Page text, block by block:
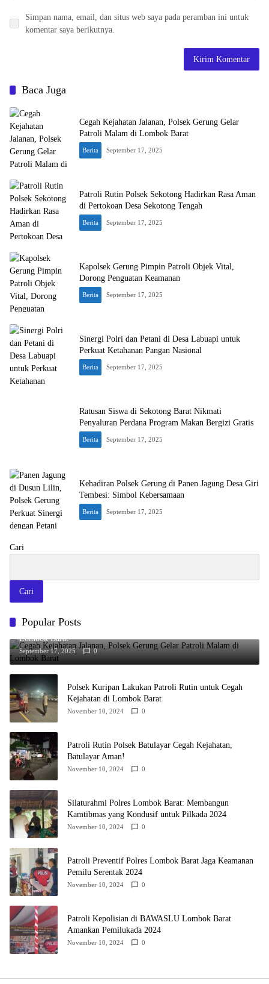
Simpan nama, email, dan situs web saya pada peramban ini untuk
komentar saya berikutnya.
Baca Juga
Cegah Kejahatan Jalanan, Polsek Gerung Gelar
Patroli Malam di Lombok Barat
Berita September 17, 2025
Patroli Rutin Polsek Sekotong Hadirkan Rasa Aman
di Pertokoan Desa Sekotong Tengah
Berita September 17, 2025
Kapolsek Gerung Pimpin Patroli Objek Vital,
Dorong Penguatan Keamanan
Berita September 17, 2025
Sinergi Polri dan Petani di Desa Labuapi untuk
Perkuat Ketahanan Pangan Nasional
Berita September 17, 2025
Ratusan Siswa di Sekotong Barat Nikmati
Penyaluran Perdana Program Makan Bergizi Gratis
Berita September 17, 2025
Kehadiran Polsek Gerung di Panen Jagung Desa Giri
Tembesi: Simbol Kebersamaan
Berita September 17, 2025
Cari
Cari
Popular Posts
Cegah Kejahatan Jalanan, Polsek Gerung Gelar Patroli Malam di
Lombok Barat
September 17, 2025 0
Polsek Kuripan Lakukan Patroli Rutin untuk Cegah
Kejahatan di Lombok Barat
November 10, 2024 0
Patroli Rutin Polsek Batulayar Cegah Kejahatan,
Batulayar Aman!
November 10, 2024 0
Silaturahmi Polres Lombok Barat: Membangun
Kamtibmas yang Kondusif untuk Pilkada 2024
November 10, 2024 0
Patroli Preventif Polres Lombok Barat Jaga Keamanan
Pemilu Serentak 2024
November 10, 2024 0
Patroli Kepolisian di BAWASLU Lombok Barat
Amankan Pemilukada 2024
November 10, 2024 0